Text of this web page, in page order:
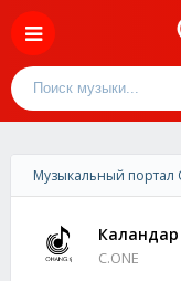
Музыкальный портал
C.ONE